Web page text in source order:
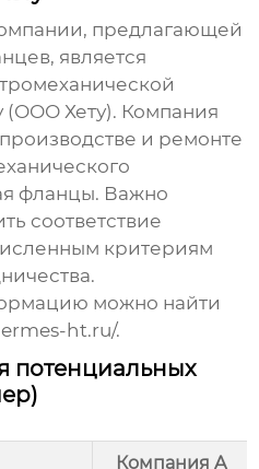
предлагающей
является
Хету). Компания
и ремонте
фланцы. Важно
соответствие
критериям
можно найти
ht.ru/.
потенциальных
Компания A